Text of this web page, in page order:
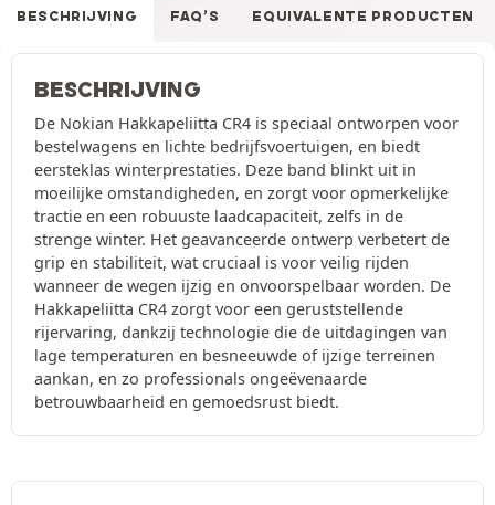
BESCHRIJVING FAQ’S EQUIVALENTE PRODUCTEN
BESCHRIJVING
De Nokian Hakkapeliitta CR4 is speciaal ontworpen voor
bestelwagens en lichte bedrijfsvoertuigen, en biedt
eersteklas winterprestaties. Deze band blinkt uit in
moeilijke omstandigheden, en zorgt voor opmerkelijke
tractie en een robuuste laadcapaciteit, zelfs in de
strenge winter. Het geavanceerde ontwerp verbetert de
grip en stabiliteit, wat cruciaal is voor veilig rijden
wanneer de wegen ijzig en onvoorspelbaar worden. De
Hakkapeliitta CR4 zorgt voor een geruststellende
rijervaring, dankzij technologie die de uitdagingen van
lage temperaturen en besneeuwde of ijzige terreinen
aankan, en zo professionals ongeëvenaarde
betrouwbaarheid en gemoedsrust biedt.